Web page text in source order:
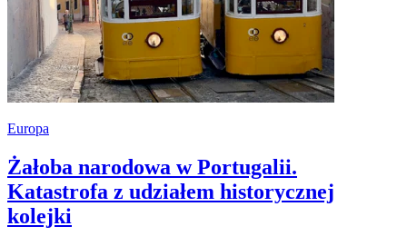
Europa
Żałoba narodowa w Portugalii.
Katastrofa z udziałem historycznej
kolejki